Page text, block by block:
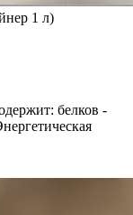
1 л)
белков -